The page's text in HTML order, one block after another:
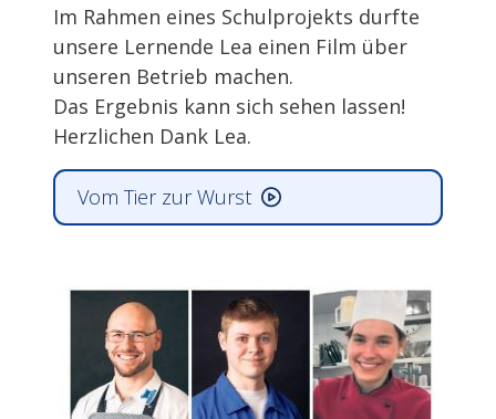
Im Rahmen eines Schulprojekts durfte
unsere Lernende Lea einen Film über
unseren Betrieb machen.
Das Ergebnis kann sich sehen lassen!
Herzlichen Dank Lea.
Vom Tier zur Wurst